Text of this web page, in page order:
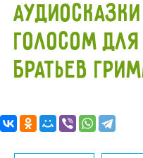
ГОЛОСОМ
БРАТЬЕВ